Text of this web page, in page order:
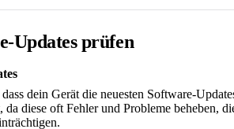
Updates prüfen
dein Gerät die neuesten Software-
da diese oft Fehler und Probleme beheben,